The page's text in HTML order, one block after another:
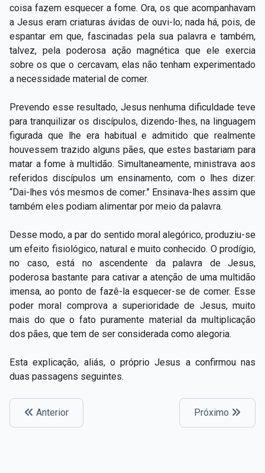
coisa fazem esquecer a fome. Ora, os que acompanhavam
a Jesus eram criaturas ávidas de ouvi-lo; nada há, pois, de
espantar em que, fascinadas pela sua palavra e também,
talvez, pela poderosa ação magnética que ele exercia
sobre os que o cercavam, elas não tenham experimentado
a necessidade material de comer.
Prevendo esse resultado, Jesus nenhuma dificuldade teve
para tranquilizar os discípulos, dizendo-lhes, na linguagem
figurada que lhe era habitual e admitido que realmente
houvessem trazido alguns pães, que estes bastariam para
matar a fome à multidão. Simultaneamente, ministrava aos
referidos discípulos um ensinamento, com o lhes dizer:
“Dai-lhes vós mesmos de comer.” Ensinava-lhes assim que
também eles podiam alimentar por meio da palavra.
Desse modo, a par do sentido moral alegórico, produziu-se
um efeito fisiológico, natural e muito conhecido. O prodígio,
no caso, está no ascendente da palavra de Jesus,
poderosa bastante para cativar a atenção de uma multidão
imensa, ao ponto de fazê-la esquecer-se de comer. Esse
poder moral comprova a superioridade de Jesus, muito
mais do que o fato puramente material da multiplicação
dos pães, que tem de ser considerada como alegoria.
Esta explicação, aliás, o próprio Jesus a confirmou nas
duas passagens seguintes.
Anterior Próximo